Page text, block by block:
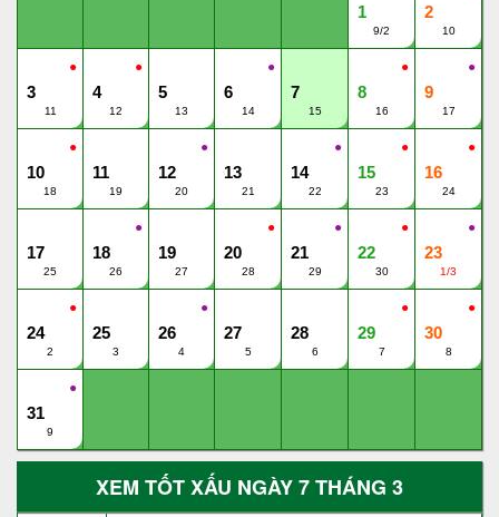
1
9/2
2
10
●
3
11
●
4
12
5
13
●
6
14
7
15
●
8
16
●
9
17
●
10
18
11
19
●
12
20
13
21
●
14
22
●
15
23
●
16
24
17
25
●
18
26
19
27
●
20
28
●
21
29
●
22
30
●
23
1/3
●
24
2
25
3
●
26
4
27
5
28
6
●
29
7
●
30
8
●
31
9
XEM TỐT XẤU NGÀY 7 THÁNG 3